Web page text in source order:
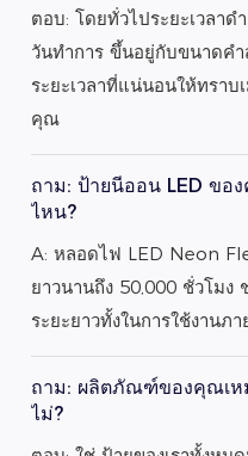
ตอบ: โดยทั่วไประยะเวลาด
วันทำการ ขึ้นอยู่กับขนาดคำ
ระยะเวลาที่แน่นอนให้ทราบ
คุณ
ถาม: ป้ายนีออน LED ขอ
ไหน?
A: หลอดไฟ LED Neon
ยาวนานถึง 50,000 ชั่วโมง
ระยะยาวทั้งในการใช้งานภ
ถาม: ผลิตภัณฑ์ของคุณเห
ไม่?